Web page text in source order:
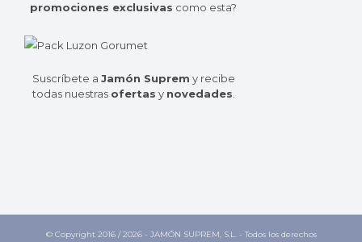
promociones exclusivas como esta?
Suscríbete a Jamón Suprem y recibe
todas nuestras ofertas y novedades
© Copyright 2016 /2026 - JAMÓN SUPREM, S.L. - Todos los derechos